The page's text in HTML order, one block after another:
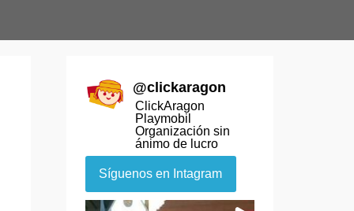
@clickaragon
ClickAragon
Playmobil
Organización sin
ánimo de lucro
Síguenos en Intagram